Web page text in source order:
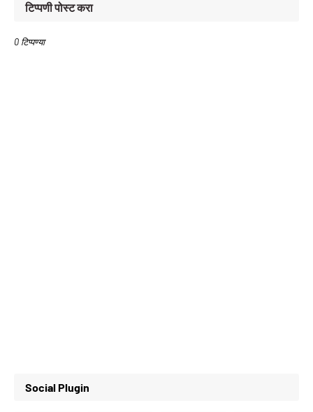
टिप्पणी पोस्ट करा
0 टिप्पण्या
Social Plugin